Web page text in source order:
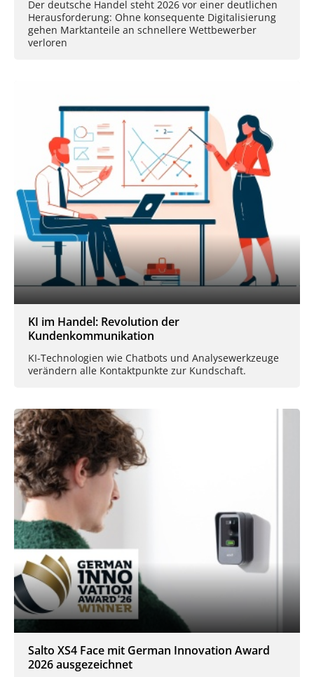
Der deutsche Handel steht 2026 vor einer deutlichen
Herausforderung: Ohne konsequente Digitalisierung
gehen Marktanteile an schnellere Wettbewerber
verloren
KI im Handel: Revolution der
Kundenkommunikation
KI-Technologien wie Chatbots und Analysewerkzeuge
verändern alle Kontaktpunkte zur Kundschaft.
Salto XS4 Face mit German Innovation Award
2026 ausgezeichnet